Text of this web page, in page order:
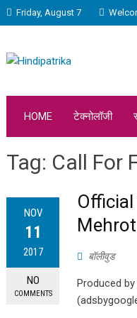
Friday, August 7
HOME टेक्नोलॉजी
Tag: Call For
NOV
11
2017
NO
COMMENTS
बॉलीवुड
Produced